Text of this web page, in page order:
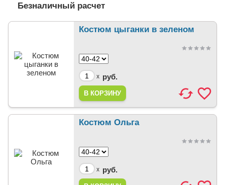
Безналичный расчет
Костюм цыганки в зеленом
x руб.
Костюм Ольга
x руб.